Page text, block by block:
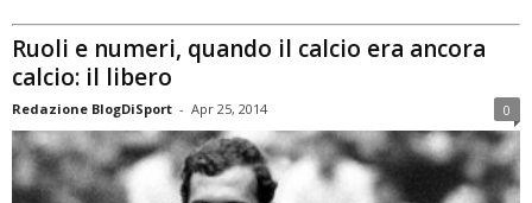
Ruoli e numeri, quando il calcio era ancora
calcio: il libero
Redazione BlogDiSport - Apr 25, 2014 0